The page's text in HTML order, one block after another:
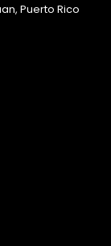
Puerto Rico